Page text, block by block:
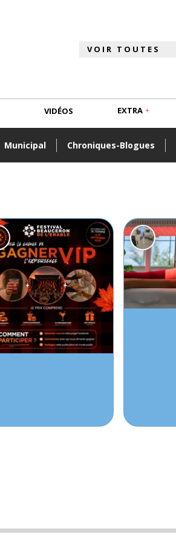
Municipal Chroniques-Blogues
VIDÉOS EXTRA